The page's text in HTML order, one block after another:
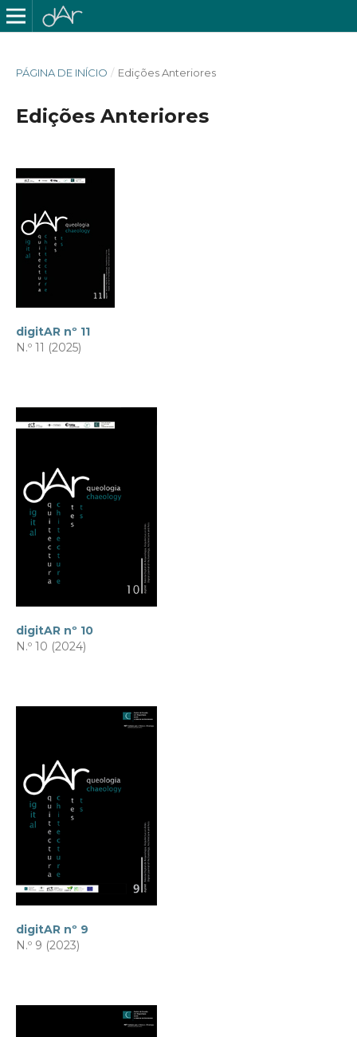
PÁGINA DE INÍCIO / Edições Anteriores
Edições Anteriores
digitAR nº 11
N.º 11 (2025)
digitAR nº 10
N.º 10 (2024)
digitAR nº 9
N.º 9 (2023)